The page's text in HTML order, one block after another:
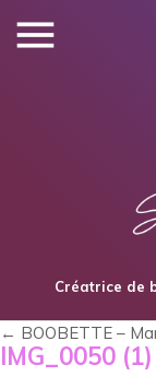
Créatrice de
← BOOBETTE –
IMG_0050 (1)